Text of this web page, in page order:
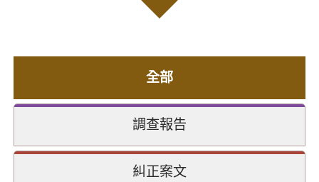
全部
調查報告
糾正案文